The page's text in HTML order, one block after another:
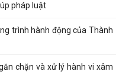
pháp luật
trình hành động của Thành
chặn và xử lý hành vi xâm